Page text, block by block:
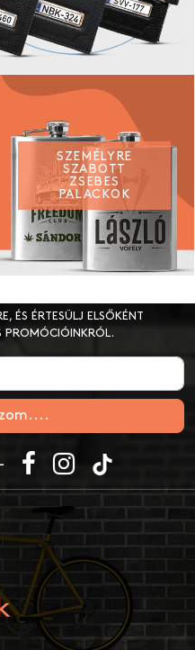
SZEMÉLYRE
SZABOTT
ZSEBES
PALACKOK
ÉS ÉRTESÜLJ ELSŐKÉNT
PROMÓCIÓINKRÓL.